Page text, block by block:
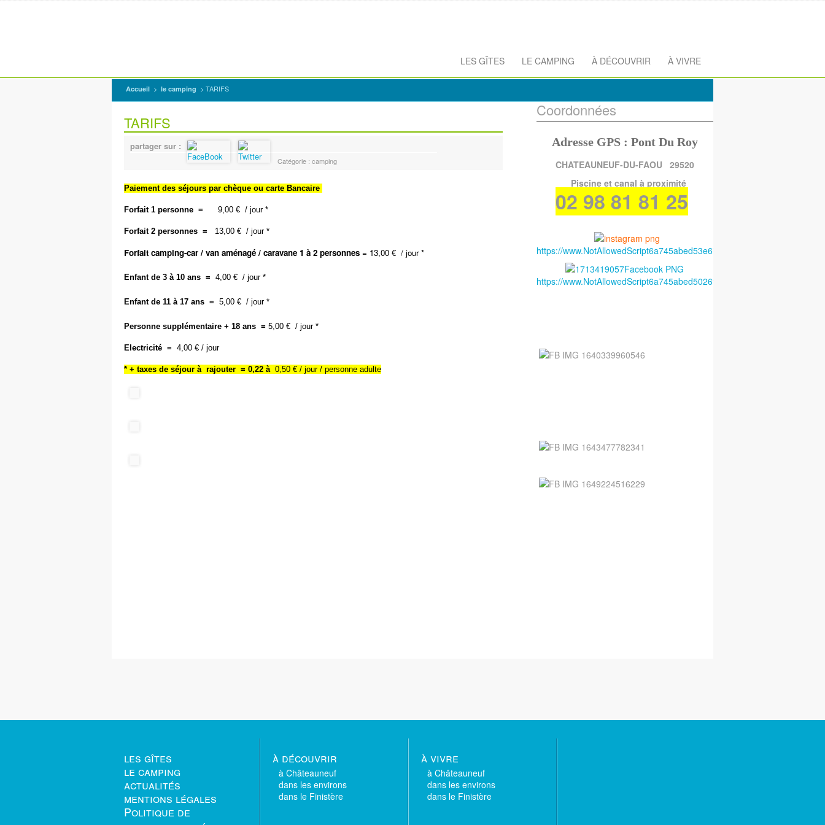
LES GÎTES LE CAMPING À DÉCOUVRIR À VIVRE
Accueil > le camping > TARIFS
TARIFS
partager sur :
Catégorie : camping
Paiement des séjours par chèque ou carte Bancaire
Forfait 1 personne = 9,00 € / jour *
Forfait 2 personnes = 13,00 € / jour *
Forfait camping-car / van aménagé / caravane 1 à 2 personnes = 13,00 € / jour *
Enfant de 3 à 10 ans = 4,00 € / jour *
Enfant de 11 à 17 ans = 5,00 € / jour *
Personne supplémentaire + 18 ans = 5,00 € / jour *
Electricité = 4,00 € / jour
* + taxes de séjour à rajouter = 0,22 à 0,50 € / jour / personne adulte
Coordonnées
Adresse GPS : Pont Du Roy
CHATEAUNEUF-DU-FAOU 29520
Piscine et canal à proximité
02 98 81 81 25
https://www.NotAllowedScript6a745abed53e6instagram.com/
https://www.NotAllowedScript6a745abed5026facebook.com/
les gîtes
le camping
actualités
mentions légales
Politique de
à découvrir
à Châteauneuf
dans les environs
dans le Finistère
à vivre
à Châteauneuf
dans les environs
dans le Finistère